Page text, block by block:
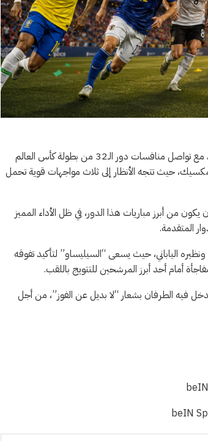
يشهد عشاق كرة القدم حول العالم، اليوم الإثنين وفجر غد الثلاثاء، لقاءات حافلة بالإثارة والندية، مع تواصل منافسات دور الـ32 من بطولة كأس العالم
والمكسيك، حيث تتجه الأنظار إلى ثلاث مواجهات قوية تحمل
يكون من أبرز مباريات هذا الدور، في ظل الأداء المميز
المتقدمة.
الياباني، حيث يسعى “السيليساو” لتأكيد تفوقه
أمام أحد أبرز المرشحين للتتويج باللقب.
فيه الطرفان بشعار “لا بديل عن الفوز”، من أجل